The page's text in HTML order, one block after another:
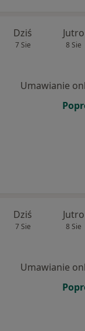
Dziś
7 Sie
Jutro
8 Sie
Umawianie
Dziś
7 Sie
Jutro
8 Sie
Umawianie